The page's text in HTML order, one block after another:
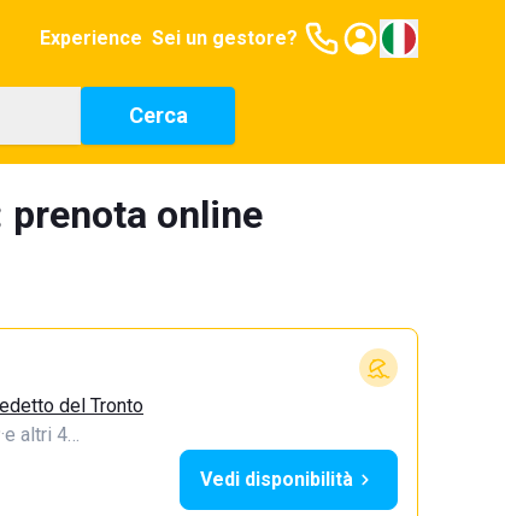
Experience Sei un gestore?
Cerca
prenota online
del Tronto
·e altri 4…
Vedi disponibilità